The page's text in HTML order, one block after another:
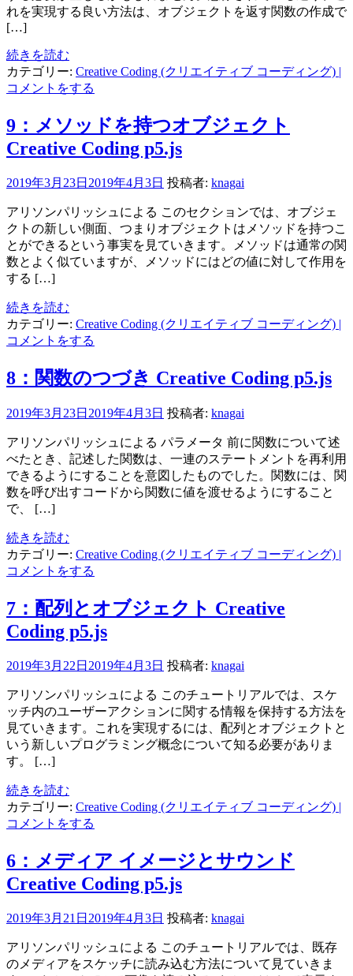
れを実現する良い方法は、オブジェクトを返す関数の作成で
[…]
続きを読む
カテゴリー: Creative Coding (クリエイティブ コーディング) |
コメントをする
9：メソッドを持つオブジェクト
Creative Coding p5.js
2019年3月23日 2019年4月3日 投稿者: knagai
アリソンパリッシュによる このセクションでは、オブジェ
クトの新しい側面、つまりオブジェクトはメソッドを持つこ
とができるという事実を見ていきます。メソッドは通常の関
数とよく似ていますが、メソッドにはどの値に対して作用を
する […]
続きを読む
カテゴリー: Creative Coding (クリエイティブ コーディング) |
コメントをする
8：関数のつづき Creative Coding p5.js
2019年3月23日 2019年4月3日 投稿者: knagai
アリソンパリッシュによる パラメータ 前に関数について述
べたとき、記述した関数は、一連のステートメントを再利用
できるようにすることを意図したものでした。関数には、関
数を呼び出すコードから関数に値を渡せるようにすること
で、 […]
続きを読む
カテゴリー: Creative Coding (クリエイティブ コーディング)
コメントをする
7：配列とオブジェクト Creative
Coding p5.js
2019年3月22日 2019年4月3日 投稿者: knagai
アリソンパリッシュによる このチュートリアルでは、スケ
ッチ内のユーザーアクションに関する情報を保持する方法を
見ていきます。これを実現するには、配列とオブジェクトと
いう新しいプログラミング概念について知る必要がありま
す。 […]
続きを読む
カテゴリー: Creative Coding (クリエイティブ コーディング) |
コメントをする
6：メディア イメージとサウンド
Creative Coding p5.js
2019年3月21日 2019年4月3日 投稿者: knagai
アリソンパリッシュによる このチュートリアルでは、既存
のメディアをスケッチに読み込む方法について見ていきま